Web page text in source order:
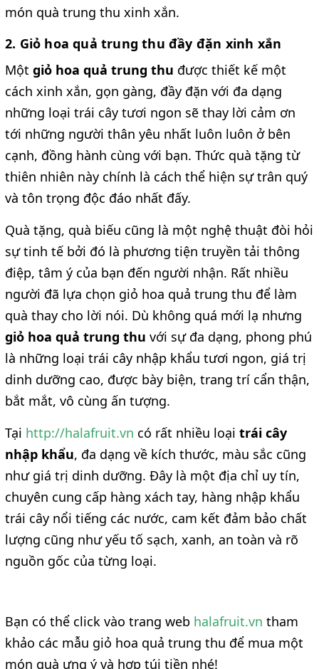
món quà trung thu xinh xắn.
2. Giỏ hoa quả trung thu đầy đặn xinh xắn
Một giỏ hoa quả trung thu được thiết kế một
cách xinh xắn, gọn gàng, đầy đặn với đa dạng
những loại trái cây tươi ngon sẽ thay lời cảm ơn
tới những người thân yêu nhất luôn luôn ở bên
cạnh, đồng hành cùng với bạn. Thức quà tặng từ
thiên nhiên này chính là cách thể hiện sự trân quý
và tôn trọng độc đáo nhất đấy.
Quà tặng, quà biếu cũng là một nghệ thuật đòi hỏi
sự tinh tế bởi đó là phương tiện truyền tải thông
điệp, tâm ý của bạn đến người nhận. Rất nhiều
người đã lựa chọn giỏ hoa quả trung thu để làm
quà thay cho lời nói. Dù không quá mới lạ nhưng
giỏ hoa quả trung thu với sự đa dạng, phong phú
là những loại trái cây nhập khẩu tươi ngon, giá trị
dinh dưỡng cao, được bày biện, trang trí cẩn thận,
bắt mắt, vô cùng ấn tượng.
Tại http://halafruit.vn có rất nhiều loại trái cây
nhập khẩu, đa dạng về kích thước, màu sắc cũng
như giá trị dinh dưỡng. Đây là một địa chỉ uy tín,
chuyên cung cấp hàng xách tay, hàng nhập khẩu
trái cây nổi tiếng các nước, cam kết đảm bảo chất
lượng cũng như yếu tố sạch, xanh, an toàn và rõ
nguồn gốc của từng loại.
Bạn có thể click vào trang web halafruit.vn tham
khảo các mẫu giỏ hoa quả trung thu để mua một
món quà ưng ý và hợp túi tiền nhé!